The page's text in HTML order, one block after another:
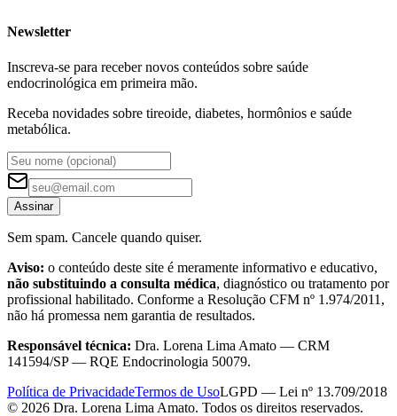
Newsletter
Inscreva-se para receber novos conteúdos sobre saúde
endocrinológica em primeira mão.
Receba novidades sobre tireoide, diabetes, hormônios e saúde
metabólica.
Assinar
Sem spam. Cancele quando quiser.
Aviso: o conteúdo deste site é meramente informativo e educativo,
não substituindo a consulta médica, diagnóstico ou tratamento por
profissional habilitado. Conforme a Resolução CFM nº 1.974/2011,
não há promessa nem garantia de resultados.
Responsável técnica: Dra. Lorena Lima Amato — CRM
141594/SP — RQE Endocrinologia 50079.
Política de PrivacidadeTermos de UsoLGPD — Lei nº 13.709/2018
© 2026 Dra. Lorena Lima Amato. Todos os direitos reservados.